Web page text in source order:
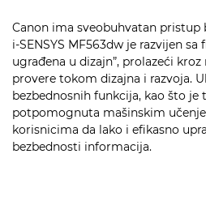
Canon ima sveobuhvatan
i-SENSYS MF563dw je razvijen
ugrađena u dizajn”, prolazeći
provere tokom dizajna i razvoja.
bezbednosnih funkcija, kao što je
potpomognuta mašinskim
korisnicima da lako i efikasno
bezbednosti informacija.